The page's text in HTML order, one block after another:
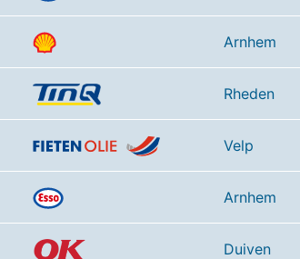
Arnhem
Rheden
Velp
Arnhem
Duiven